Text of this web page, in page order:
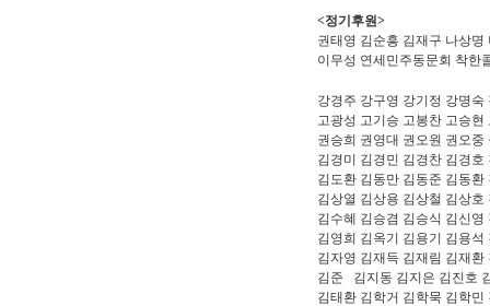
<정기후원>
권태영 김순흥 김재구 나상
이무성 연세민주동문회 착한
강경주 강구영 강기정 강명
고광성 고기승 고봉찬 고승
권승희 권영대 권오원 권오
김경미 김경민 김경찬 김경
김도환 김동만 김동준 김동환
김상열 김상용 김상철 김상호
김수혜 김승겸 김승식 김신
김영희 김옥기 김용기 김용
김자영 김재득 김재림 김재
김준 김지동 김지은 김진호
김태환 김학거 김학묵 김학민